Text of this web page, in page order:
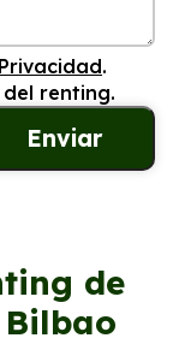
.
renting.
de
Bilbao